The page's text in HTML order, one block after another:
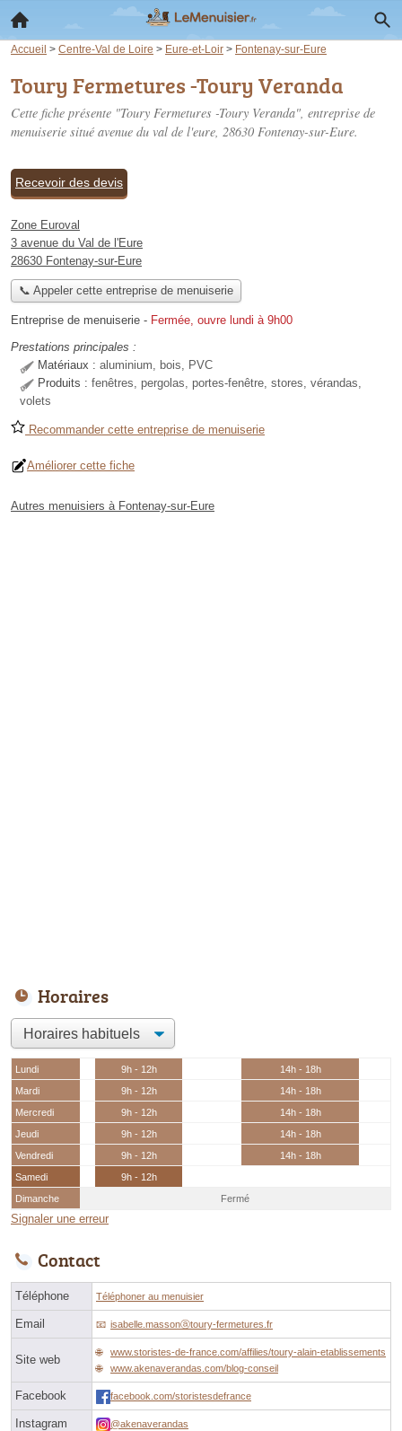
Accueil > Centre-Val de Loire > Eure-et-Loir > Fontenay-sur-Eure
Toury Fermetures -Toury Veranda
Cette fiche présente "Toury Fermetures -Toury Veranda", entreprise de
menuiserie situé avenue du val de l'eure, 28630 Fontenay-sur-Eure.
Recevoir des devis
Zone Euroval
3 avenue du Val de l'Eure
28630 Fontenay-sur-Eure
📞 Appeler cette entreprise de menuiserie
Entreprise de menuiserie - Fermée, ouvre lundi à 9h00
Prestations principales :
Matériaux : aluminium, bois, PVC
Produits : fenêtres, pergolas, portes-fenêtre, stores, vérandas,
volets
Recommander cette entreprise de menuiserie
Améliorer cette fiche
Autres menuisiers à Fontenay-sur-Eure
Horaires
Lundi 9h - 12h
14h - 18h
Mardi
9h - 12h
14h - 18h
Mercredi
9h - 12h
14h - 18h
Jeudi
9h - 12h
14h - 18h
Vendredi
9h - 12h
14h - 18h
Samedi
9h - 12h
Dimanche
Fermé
Signaler une erreur
Contact
Téléphone Téléphoner au menuisier
Email isabelle.massonⓐtoury-fermetures.fr
Site web
www.storistes-de-france.com/affilies/toury-alain-etablissements
www.akenaverandas.com/blog-conseil
Facebook facebook.com/storistesdefrance
Instagram @akenaverandas